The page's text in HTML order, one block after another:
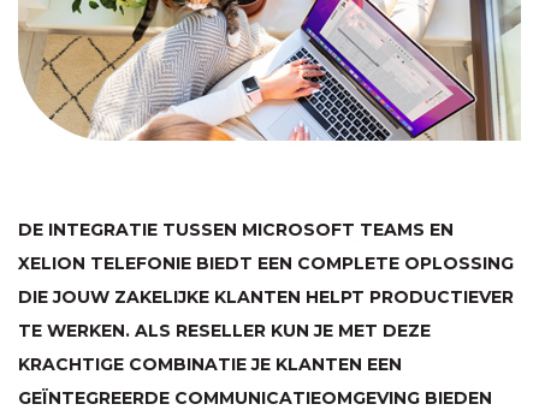
DE INTEGRATIE TUSSEN MICROSOFT TEAMS EN
XELION TELEFONIE BIEDT EEN COMPLETE OPLOSSING
DIE JOUW ZAKELIJKE KLANTEN HELPT PRODUCTIEVER
TE WERKEN. ALS RESELLER KUN JE MET DEZE
KRACHTIGE COMBINATIE JE KLANTEN EEN
GEÏNTEGREERDE COMMUNICATIEOMGEVING BIEDEN